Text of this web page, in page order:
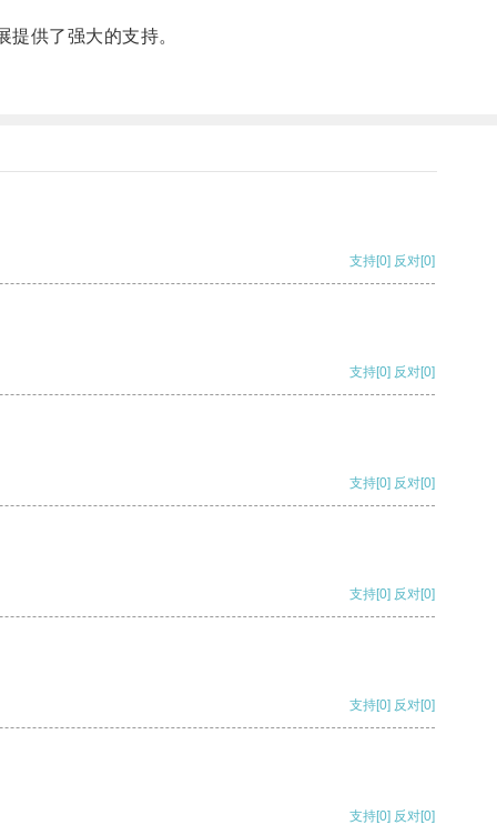
供了强大的支持。
支持[0] 反对[0]
支持[0] 反对[0]
支持[0] 反对[0]
支持[0] 反对[0]
支持[0] 反对[0]
支持[0] 反对[0]